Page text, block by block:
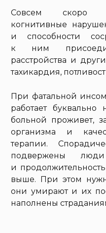
Совсем скоро
когнитивные
и способности
к ним
расстройства и
тахикардия,
При фатальной
работает
больной проживет,
организма и
терапии.
подвержены
и
выше. При этом
они умирают и их
наполнены